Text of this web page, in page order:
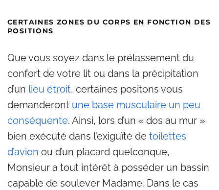
CERTAINES ZONES DU CORPS EN FONCTION DES
POSITIONS
Que vous soyez dans le prélassement du
confort de votre lit ou dans la précipitation
d’un lieu étroit, certaines positons vous
demanderont une base musculaire un peu
conséquente. Ainsi, lors d’un « dos au mur »
bien exécuté dans l’exiguïté de toilettes
d’avion ou d’un placard quelconque,
Monsieur a tout intérêt à posséder un bassin
capable de soulever Madame. Dans le cas